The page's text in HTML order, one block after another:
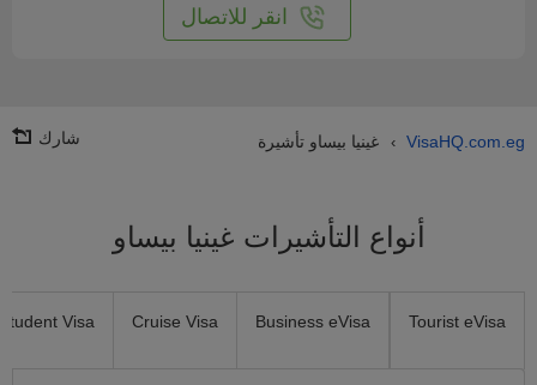
انقر للاتصال
VisaHQ.com.eg
› غينيا بيساو تأشيرة شارك
أنواع التأشيرات غينيا بيساو
Tourist eVisa
Business eVisa
Cruise Visa
Student Visa